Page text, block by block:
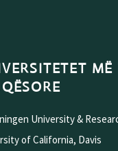
University &
of California, Davis